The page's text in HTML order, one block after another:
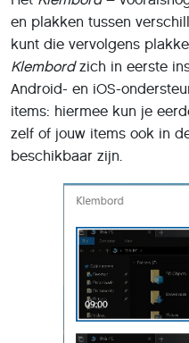
en plakken tussen
kunt die vervolgens
Klembordzich in eerste
Android- en iOS-
items: hiermee kun je
zelf of jouw items ook in
beschikbaar zijn.